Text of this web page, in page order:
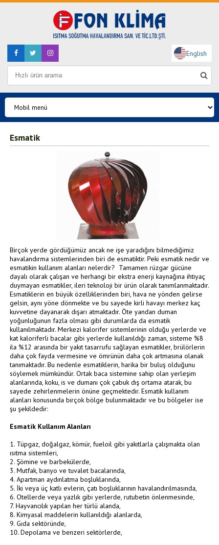
English
Esmatik
Birçok yerde gördüğümüz ancak ne işe yaradığını bilmediğimiz
havalandırma sistemlerinden biri de esmatiktir. Peki esmatik nedir ve
esmatikin kullanım alanları nelerdir? Tamamen rüzgar gücüne
dayalı olarak çalışan ve herhangi bir ekstra enerji kaynağına ihtiyaç
duymayan esmatikler, ileri teknoloji bir ürün olarak tanımlanmaktadır.
Esmatiklerin en büyük özelliklerinden biri, hava ne yönden gelirse
gelsin, aynı yöne dönmekte ve bu sayede kirli havayı merkez kaç
kuvvetine dayanarak dışarı atmaktadır. Öte yandan duman
yoğunluğunun fazla olması gibi durumlarda da esmatik
kullanılmaktadır. Merkezi kalorifer sistemlerinin olduğu yerlerde ve
kat kaloriferli bacalar gibi yerlerde kullanıldığı zaman, sisteme %8
ila %12 arasında bir yakıt tasarrufu sağlayan esmatikler, brülörlerin
daha çok fayda vermesine ve ömrünün daha çok artmasına olanak
tanımaktadır. Bu nedenle esmatiklerin, harika bir buluş olduğunu
söylemek mümkündür. Ortak baca sistemine sahip olan yerleşim
alanlarında, koku, is ve dumanı çok çabuk dış ortama atarak, bu
sayede zehirlenmelerin önüne geçmektedir. Esmatik kullanım
alanları konusunda birçok bölge bulunmaktadır ve bu bölgeler ise
şu şekildedir:
Esmatik Kullanım Alanları
1. Tüpgaz, doğalgaz, kömür, fueloil gibi yakıtlarla çalışmakta olan
ısıtma sistemleri,
2. Şömine ve barbekülerde,
3. Mutfak, banyo ve tuvalet bacalarında,
4. Apartman aydınlatma boşluklarında,
5. İki veya üç katlı evlerin, çatı boşluklarının havalandırılmasında,
6. Otellerde veya yazlık gibi yerlerde, rutubetin önlenmesinde,
7. Hayvancılık yapılan her türlü alanda,
8. Kimyasal maddelerin kullanıldığı alanlarda,
9. Gıda sektöründe,
10. Depolama ve benzeri sektörlerde,